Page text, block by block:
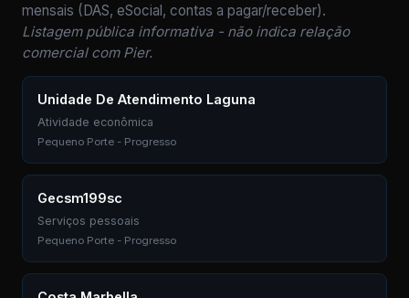
mensais (DAS, eSocial, contas a pagar/receber).
Listagem pública informativa - não indica relação
comercial com Pier.
Unidade De Atendimento Laguna
Atividade econômica
Pequeno Porte - Progresso
Gecsm199sc
Serviços pessoais
Pequeno Porte - Progresso